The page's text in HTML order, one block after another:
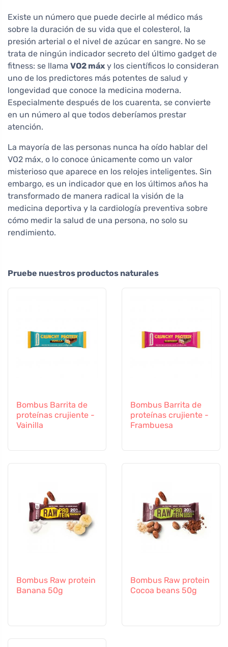
Existe un número que puede decirle al médico más
sobre la duración de su vida que el colesterol, la
presión arterial o el nivel de azúcar en sangre. No se
trata de ningún indicador secreto del último gadget de
fitness: se llama VO2 máx y los científicos lo consideran
uno de los predictores más potentes de salud y
longevidad que conoce la medicina moderna.
Especialmente después de los cuarenta, se convierte
en un número al que todos deberíamos prestar
atención.
La mayoría de las personas nunca ha oído hablar del
VO2 máx, o lo conoce únicamente como un valor
misterioso que aparece en los relojes inteligentes. Sin
embargo, es un indicador que en los últimos años ha
transformado de manera radical la visión de la
medicina deportiva y la cardiología preventiva sobre
cómo medir la salud de una persona, no solo su
rendimiento.
Pruebe nuestros productos naturales
Bombus Barrita de
proteínas crujiente -
Vainilla
Bombus Barrita de
proteínas crujiente -
Frambuesa
Bombus Raw protein
Banana 50g
Bombus Raw protein
Cocoa beans 50g